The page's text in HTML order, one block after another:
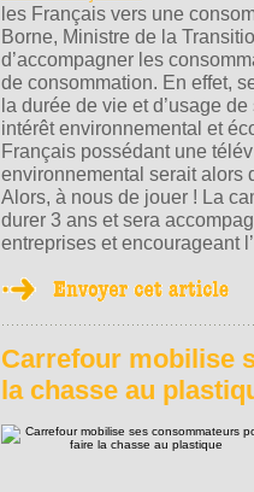
les Français vers une
Borne, Ministre de la
d’accompagner les
de consommation. En effet,
la durée de vie et d’usage
intérêt environnemental et
Français possédant une
environnemental serait alors
Alors, à nous de jouer ! La
durer 3 ans et sera
entreprises et encourageant
Carrefour mobilise
la chasse au